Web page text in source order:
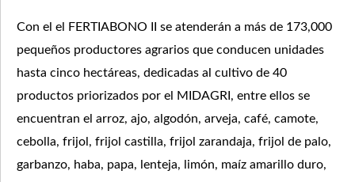
Con el el FERTIABONO II se atenderán a más de 173,000
pequeños productores agrarios que conducen unidades
hasta cinco hectáreas, dedicadas al cultivo de 40
productos priorizados por el MIDAGRI, entre ellos se
encuentran el arroz, ajo, algodón, arveja, café, camote,
cebolla, frijol, frijol castilla, frijol zarandaja, frijol de palo,
garbanzo, haba, papa, lenteja, limón, maíz amarillo duro,